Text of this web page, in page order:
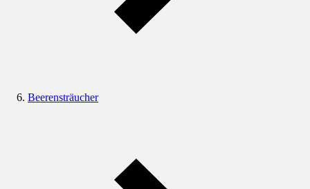
Beerensträucher